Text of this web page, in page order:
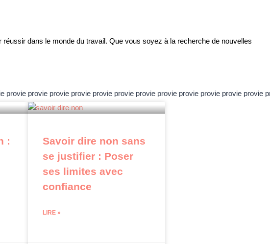
dans le monde du travail. Que vous soyez à la recherche de nouvelles
provie provie provie provie provie provie provie provie provie provie provie provie
:
Savoir dire non sans
se justifier : Poser
ses limites avec
confiance
LIRE »